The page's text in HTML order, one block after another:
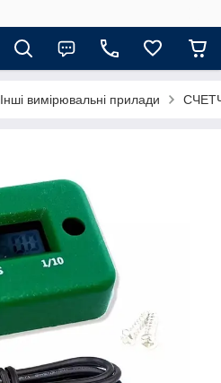
Інші вимірювальні прилади